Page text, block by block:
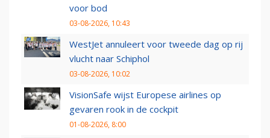
voor bod
03-08-2026, 10:43
WestJet annuleert voor tweede dag op rij
vlucht naar Schiphol
03-08-2026, 10:02
VisionSafe wijst Europese airlines op
gevaren rook in de cockpit
01-08-2026, 8:00